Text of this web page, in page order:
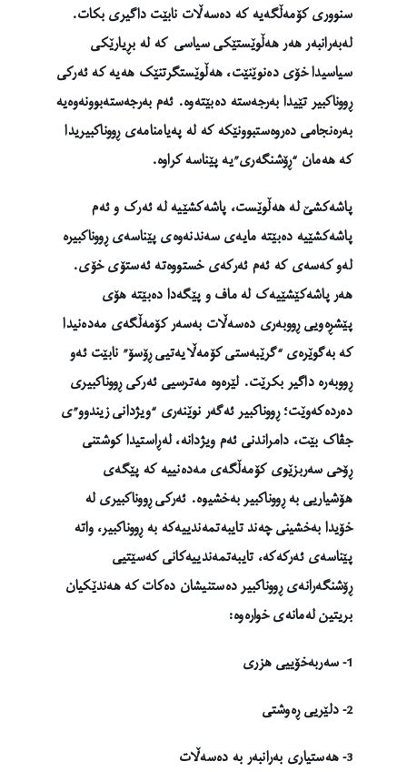
سنووری کۆمەڵگەیە کە دەسەڵات نابێت داگیری بکات.
لەبەرانبەر هەر هەڵوێستێکی سیاسی کە لە بڕیارێکی
سیاسیدا خۆی دەنوێنێت، هەڵوێستگرتنێک هەیە کە ئەرکی
ڕووناکبیر تێیدا بەرجەستە دەبێتەوە. ئەم بەرجەستەبوونەوەیە
بەرەنجامی دەروەستبوونێکە کە لە پەیامنامەی ڕووناکبیریدا
کە هەمان “ڕۆشنگەری”یە پێناسە کراوە.
پاشەکشێ لە هەڵوێست، پاشەکشێیە لە ئەرک و ئەم
پاشەکشێیە دەبێتە مایەی سەندنەوەی پێناسەی ڕووناکبیرە
لەو کەسەی کە ئەم ئەرکەی خستووەتە ئەستۆی خۆی.
هەر پاشەکێشێیەک لە ماف و پێگەدا دەبێتە هۆی
پێشڕەویی ڕووبەری دەسەڵات بەسەر کۆمەڵگەی مەدەنیدا
کە بەگوێرەی “گرێبەستی کۆمەڵایەتیی ڕۆسۆ” نابێت ئەو
ڕووبەرە داگیر بکرێت. لێرەوە مەترسیی ئەرکی ڕووناکبیری
دەردەکەوێت؛ ڕووناکبیر ئەگەر نوێنەری “ویژدانی زیندوو”ی
جڤاک بێت، دامراندنی ئەم ویژدانە، لەڕاستیدا کوشتنی
ڕۆحی سەربزێوی کۆمەڵگەی مەدەنییە کە پێگەی
هۆشیاریی بە ڕووناکبیر بەخشیوە. ئەرکی ڕووناکبیری لە
خۆیدا بەخشینی چەند تایبەتمەندییەکە بە ڕووناکبیر، واتە
پێناسەی ئەرکەکە، تایبەتمەندییەکانی کەسێتیی
ڕۆشنگەرانەی ڕووناکبیر دەستنیشان دەکات کە هەندێکیان
بریتین لەمانەی خوارەوە:
1- سەربەخۆییی هزری
2- دلێریی ڕەوشتی
3- هەستیاری بەرانبەر بە دەسەڵات